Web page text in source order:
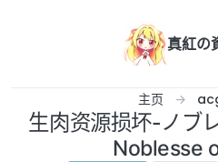
真紅の
主页
生肉资源损坏-ノブ
Noblesse